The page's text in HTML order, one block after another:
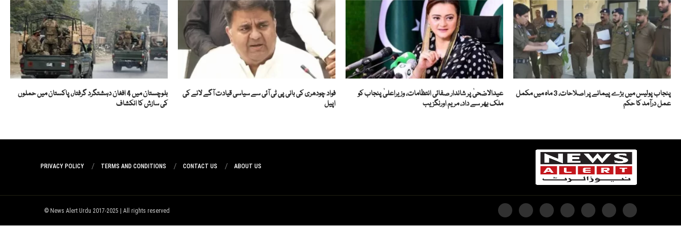
پنجاب پولیس میں بڑے پیمانے پر اصلاحات، 3 ماہ میں مکمل
عمل درآمد کا حکم
عیدالاضحیٰ پر شاندار صفائی انتظامات، وزیراعلیٰ پنجاب کو
ملک بھر سے داد، مریم اورنگزیب
فواد چودھری کی بانی پی ٹی آئی سے سیاسی قیادت آگے لانے کی
اپیل
بلوچستان میں 4 افغان دہشتگرد گرفتار، پاکستان میں حملوں
کی سازش کا انکشاف
ABOUT US
CONTACT US
TERMS AND CONDITIONS
PRIVACY POLICY
News Alert Urdu 2017-2025 | All rights reserved ©